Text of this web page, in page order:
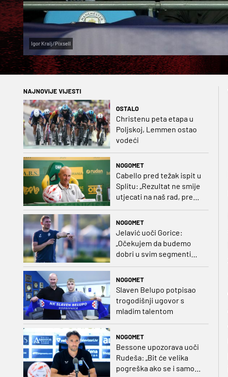
Igor Kralj/Pixsell
NAJNOVIJE VIJESTI
OSTALO
Christenu peta etapa u
Poljskoj, Lemmen ostao
vodeći
NOGOMET
Cabello pred težak ispit u
Splitu: „Rezultat ne smije
utjecati na naš rad, pred
NOGOMET
Jelavić uoči Gorice:
„Očekujem da budemo
dobri u svim segmentima
igre i pobjedu“
NOGOMET
Slaven Belupo potpisao
trogodišnji ugovor s
mladim talentom
NOGOMET
Bessone upozorava uoči
Rudeša: „Bit će velika
pogreška ako se i samo